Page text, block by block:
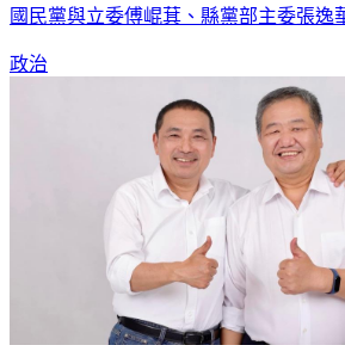
國民黨與立委傅崐萁、縣黨部主委張逸
政治